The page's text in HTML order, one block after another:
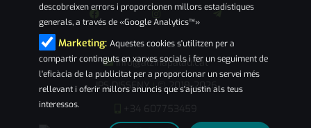
info@alzinapalau.cat
JPS DISSENY|© 2019-2026
descobreixen errors i proporcionen millors estadístiques
generals, a través de «Google Analytics™»
Marketing: Aquestes cookies s'utilitzen per a
compartir continguts en xarxes socials i fer un seguiment de
l'eficàcia de la publicitat per a proporcionar un servei més
rellevant i oferir millors anuncis que s'ajustin als teus
interessos.